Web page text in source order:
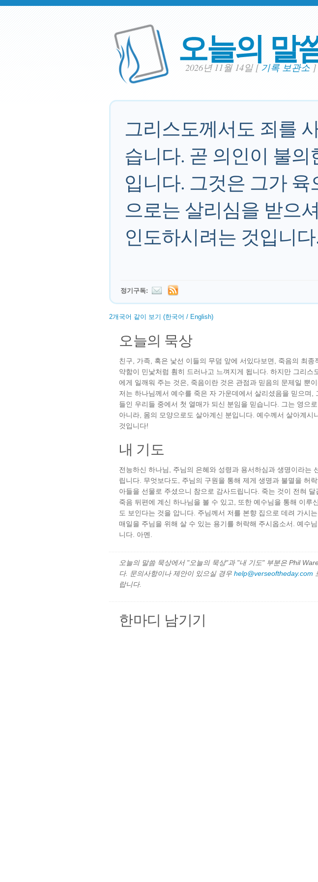
오늘의 말
2026년 11월 14일 [기록 보관소]
그리스도께서도 죄를
습니다. 곧 의인이 불
입니다. 그것은 그가
으로는 살리심을 받으
인도하시려는 것입니
정기구독:
2개국어 같이 보기 (한국어 / English)
오늘의 묵상
친구, 가족, 혹은 낯선 이들의 무덤 앞에 서있다보면, 죽음의 최종
약함이 민낯처럼 훤히 드러나고 느껴지게 됩니다. 하지만 그리스
에게 일깨워 주는 것은, 죽음이란 것은 관점과 믿음의 문제일 뿐
저는 하나님께서 예수를 죽은 자 가운데에서 살리셨음을 믿으며,
들인 우리들 중에서 첫 열매가 되신 분임을 믿습니다. 그는 영으
아니라, 몸의 모양으로도 살아계신 분입니다. 예수께서 살아계시
것입니다!
내 기도
전능하신 하나님, 주님의 은혜와 성령과 용서하심과 생명이라는
립니다. 무엇보다도, 주님의 구원을 통해 제게 생명과 불멸을 허
아들을 선물로 주셨으니 참으로 감사드립니다. 죽는 것이 전혀 달
죽음 뒤편에 계신 하나님을 볼 수 있고, 또한 예수님을 통해 이루
도 보인다는 것을 압니다. 주님께서 저를 본향 집으로 데려 가시
매일을 주님을 위해 살 수 있는 용기를 허락해 주시옵소서. 예수
니다. 아멘.
오늘의 말씀 묵상에서 "오늘의 묵상"과 "내 기도" 부분은 Phil
다. 문의사항이나 제안이 있으실 경우 help@verseoftheday.com
랍니다.
한마디 남기기